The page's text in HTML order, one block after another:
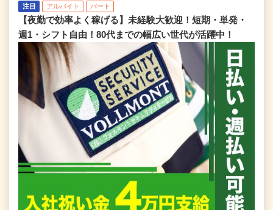
注目 アルバイト パート
【夜勤で効率よく稼げる】未経験大歓迎！短期・単発・
週1・シフト自由！80代までの幅広い世代が活躍中！